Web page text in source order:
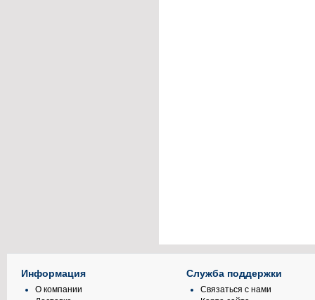
Информация
О компании
Служба поддержки
Связаться с нами